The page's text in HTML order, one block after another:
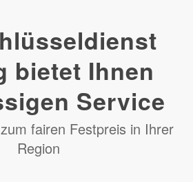
bietet Ihnen
Service
fairen Festpreis in Ihrer
Region